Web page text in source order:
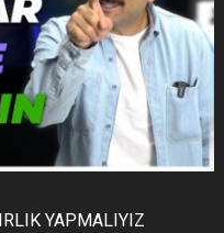
YAPMALIYIZ